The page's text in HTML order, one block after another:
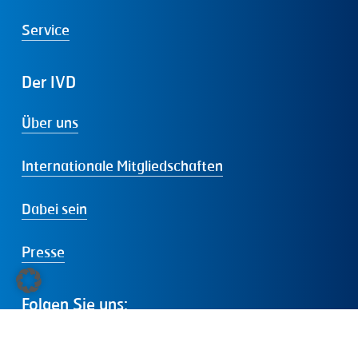
Service
Der IVD
Über uns
Internationale Mitgliedschaften
Dabei sein
Presse
Folgen Sie uns: